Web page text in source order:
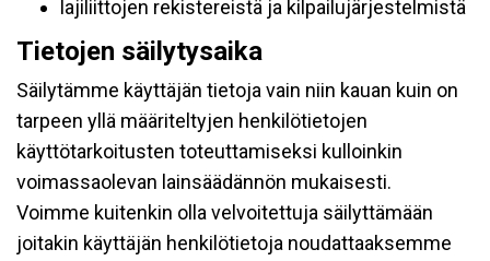
lajiliittojen rekistereistä ja kilpailujärjestelmistä
Tietojen säilytysaika
Säilytämme käyttäjän tietoja vain niin kauan kuin on
tarpeen yllä määriteltyjen henkilötietojen
käyttötarkoitusten toteuttamiseksi kulloinkin
voimassaolevan lainsäädännön mukaisesti.
Voimme kuitenkin olla velvoitettuja säilyttämään
joitakin käyttäjän henkilötietoja noudattaaksemme